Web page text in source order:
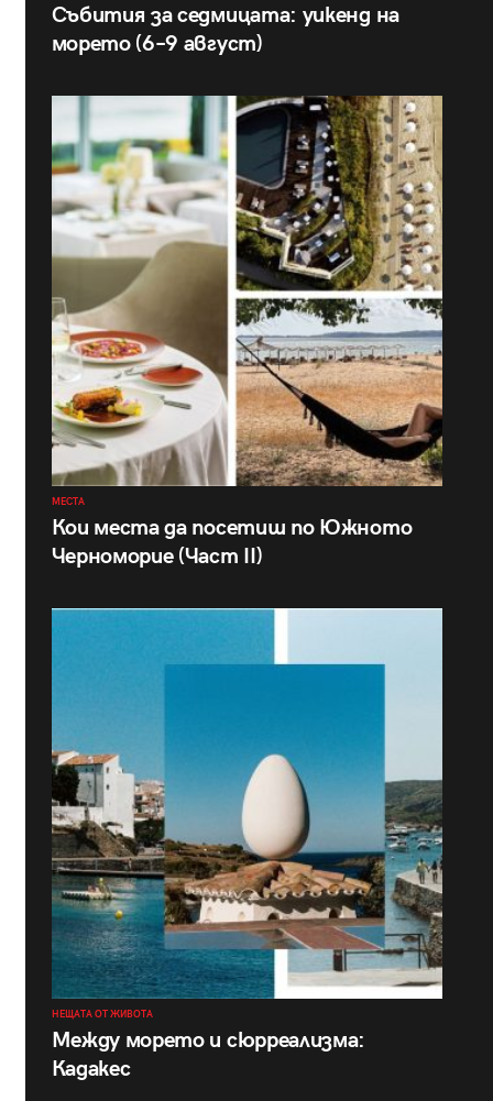
Събития за седмицата: уикенд на
морето (6–9 август)
МЕСТА
Кои места да посетиш по Южното
Черноморие (Част II)
НЕЩАТА ОТ ЖИВОТА
Между морето и сюрреализма:
Кадакес